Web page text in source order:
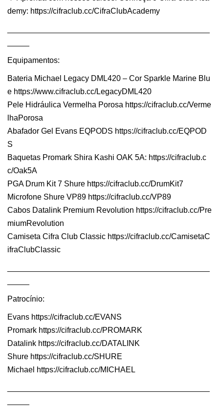
demy: https://cifraclub.cc/CifraClubAcademy
Equipamentos:
Bateria Michael Legacy DML420 – Cor Sparkle Marine Blu
e https://www.cifraclub.cc/LegacyDML420
Pele Hidráulica Vermelha Porosa https://cifraclub.cc/Verme
lhaPorosa
Abafador Gel Evans EQPODS https://cifraclub.cc/EQPOD
S
Baquetas Promark Shira Kashi OAK 5A: https://cifraclub.c
c/Oak5A
PGA Drum Kit 7 Shure https://cifraclub.cc/DrumKit7
Microfone Shure VP89 https://cifraclub.cc/VP89
Cabos Datalink Premium Revolution https://cifraclub.cc/Pre
miumRevolution
Camiseta Cifra Club Classic https://cifraclub.cc/CamisetaC
ifraClubClassic
Patrocínio:
Evans https://cifraclub.cc/EVANS
Promark https://cifraclub.cc/PROMARK
Datalink https://cifraclub.cc/DATALINK
Shure https://cifraclub.cc/SHURE
Michael https://cifraclub.cc/MICHAEL